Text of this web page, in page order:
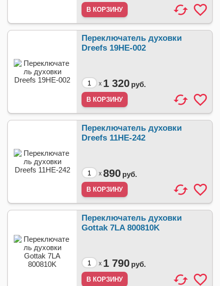
Переключатель духовки
Dreefs 19HE-002
x 1 320 руб.
Переключатель духовки
Dreefs 11HE-242
x 890 руб.
Переключатель духовки
Gottak 7LA 800810K
x 1 790 руб.